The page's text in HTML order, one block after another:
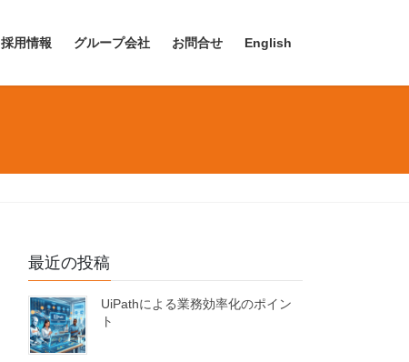
採用情報 グループ会社 お問合せ English
最近の投稿
UiPathによる業務効率化のポイン
ト